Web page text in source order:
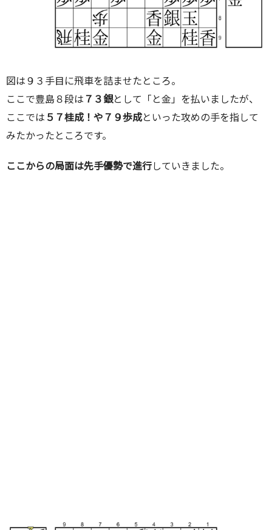
図は９３手目に飛車を詰ませたところ。
ここで豊島８段は ７３銀として「と金」を払いましたが、
ここでは ５７桂成！や７９歩成といった攻めの手を指して
みたかったところです。
ここからの局面は先手優勢で進行していきました。